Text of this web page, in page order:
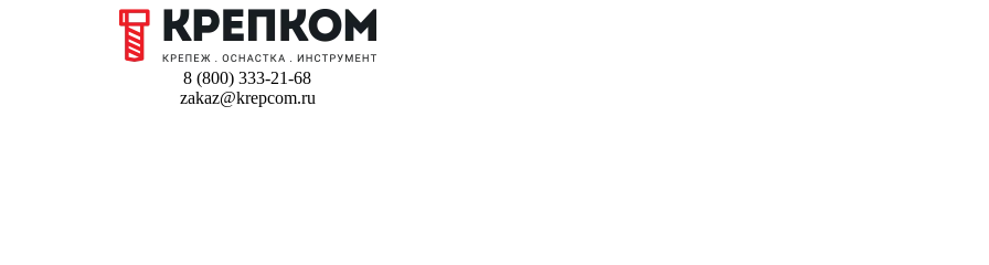
8 (800) 333-21-68
zakaz@krepcom.ru